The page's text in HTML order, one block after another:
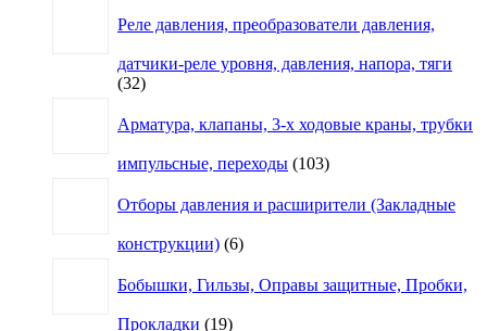
Реле давления, преобразователи давления,
датчики-реле уровня, давления, напора, тяги
3232
Арматура, клапаны, 3-х ходовые краны, трубки
импульсные, переходы 103103
Отборы давления и расширители (Закладные
конструкции) 66
Бобышки, Гильзы, Оправы защитные, Пробки,
Прокладки 1919